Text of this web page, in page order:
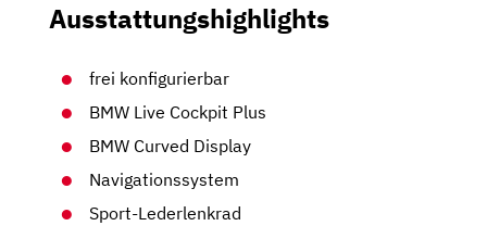
Ausstattungshighlights
frei konfigurierbar
BMW Live Cockpit Plus
BMW Curved Display
Navigationssystem
Sport-Lederlenkrad